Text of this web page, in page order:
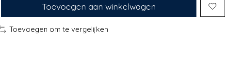
Toevoegen aan winkelwagen
Toevoegen om te vergelijken